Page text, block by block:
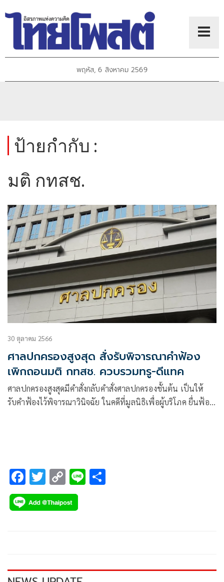
พฤหัส, 6 สิงหาคม 2569
ป้ายกำกับ :
มติ กทสช.
30 ตุลาคม 2566
ศาลปกครองสูงสุด สั่งรับพิจารณาคำฟ้อง
เพิกถอนมติ กทสช. ควบรวมทรู-ดีแทค
ศาลปกครองสูงสุดมีคำสั่งกลับคำสั่งศาลปกครองชั้นต้น เป็นให้
รับคำฟ้องไว้พิจารณาวินิจฉัย ในคดีที่มูลนิธิเพื่อผู้บริโภค ยื่นฟ้อง
F
ac
e
k
T
wi
tt
C
o
p
k
Li